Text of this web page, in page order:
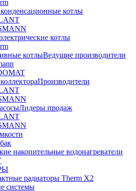
котлы
котлы
котлыВедущие производители
Производители
Лидеры продаж
накопительные водонагреватели
радиаторы Therm X2
системы